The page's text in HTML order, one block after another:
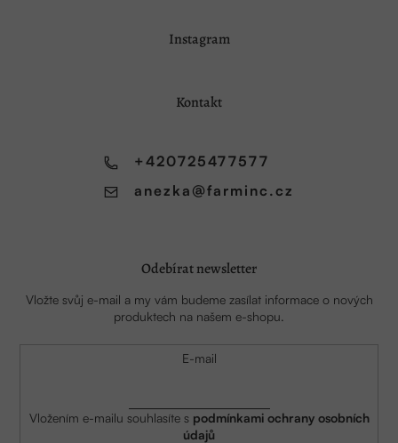
Instagram
Kontakt
anezka @farminc.cz
+420725477577
Odebírat newsletter
Vložte svůj e-mail a my vám budeme zasílat informace o nových
produktech na našem e-shopu.
E-mail
Vložením e-mailu souhlasíte s podmínkami ochrany osobních
údajů